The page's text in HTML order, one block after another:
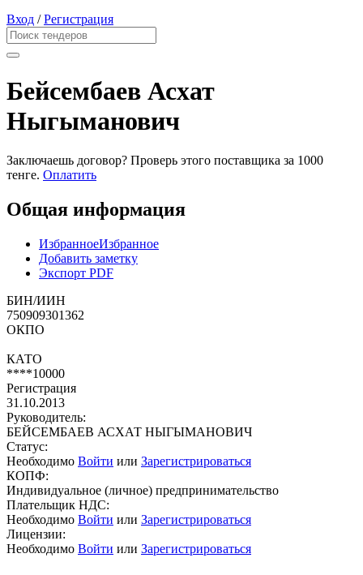
Вход /Регистрация
Бейсембаев Асхат
Ныгыманович
Заключаешь договор? Проверь этого поставщика за 1000
тенге. Оплатить
Общая информация
ИзбранноеИзбранное
Добавить заметку
Экспорт PDF
БИН/ИИН
750909301362
ОКПО
КАТО
****10000
Регистрация
31.10.2013
Руководитель:
БЕЙСЕМБАЕВ АСХАТ НЫГЫМАНОВИЧ
Статус:
Необходимо Войти или Зарегистрироваться
КОПФ:
Индивидуальное (личное) предпринимательство
Плательщик НДС:
Необходимо Войти или Зарегистрироваться
Лицензии:
Необходимо Войти или Зарегистрироваться